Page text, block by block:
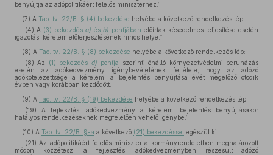
benyújtja az adópolitikáért felelős miniszterhez.”
(7) A Tao. tv. 22/B. § (4) bekezdése helyébe a következő rendelkezés lép:
„(4) A (3) bekezdés a) és b) pontjában előírtak késedelmes teljesítése esetén
igazolási kérelem előterjesztésének nincs helye.”
(8) A Tao. tv. 22/B. § (8) bekezdése helyébe a következő rendelkezés lép:
„(8) Az (1) bekezdés d) pontja
szerinti önálló környezetvédelmi beruházás
esetén az adókedvezmény igénybevételének feltétele, hogy az adózó
adókötelezettsége a kérelem, a bejelentés benyújtása évét megelőző ötödik
évben vagy korábban kezdődött.”
(9) A Tao. tv. 22/B. § (19) bekezdése helyébe a következő rendelkezés lép:
„(19) A fejlesztési adókedvezmény a kérelem, bejelentés benyújtásakor
hatályos rendelkezéseknek megfelelően vehető igénybe.”
(10) A Tao. tv. 22/B. §-a a következő (21) bekezdéssel egészül ki:
„(21) Az adópolitikáért felelős miniszter a kormányrendeletben meghatározott
módon közzéteszi a fejlesztési adókedvezményben részesült adózó